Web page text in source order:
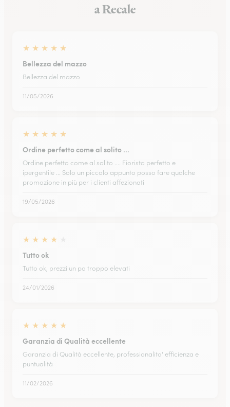
a Recale
★ ★ ★ ★ ★
Bellezza del mazzo
Bellezza del mazzo
11/05/2026
★ ★ ★ ★ ★
Ordine perfetto come al solito ...
Ordine perfetto come al solito .... Fiorista perfetto e
ipergentile ... Solo un piccolo appunto posso fare qualche
promozione in più per i clienti affezionati
19/05/2026
★ ★ ★ ★
Tutto ok
Tutto ok, prezzi un po troppo elevati
24/01/2026
★ ★ ★ ★ ★
Garanzia di Qualità eccellente
Garanzia di Qualità eccellente, professionalita' efficienza e
puntualità
11/02/2026